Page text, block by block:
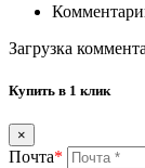
Загрузка
Купить в 1 клик
×
Почта*